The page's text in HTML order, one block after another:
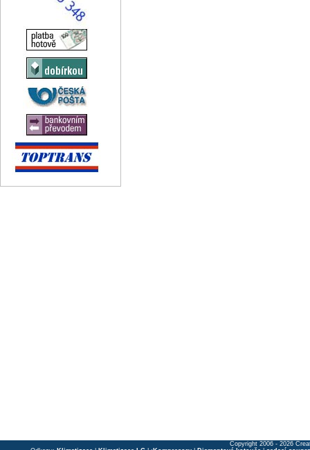
Copyright 2006 - 2026